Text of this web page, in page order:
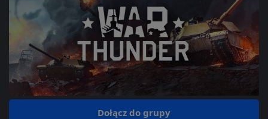
Dołącz do grupy